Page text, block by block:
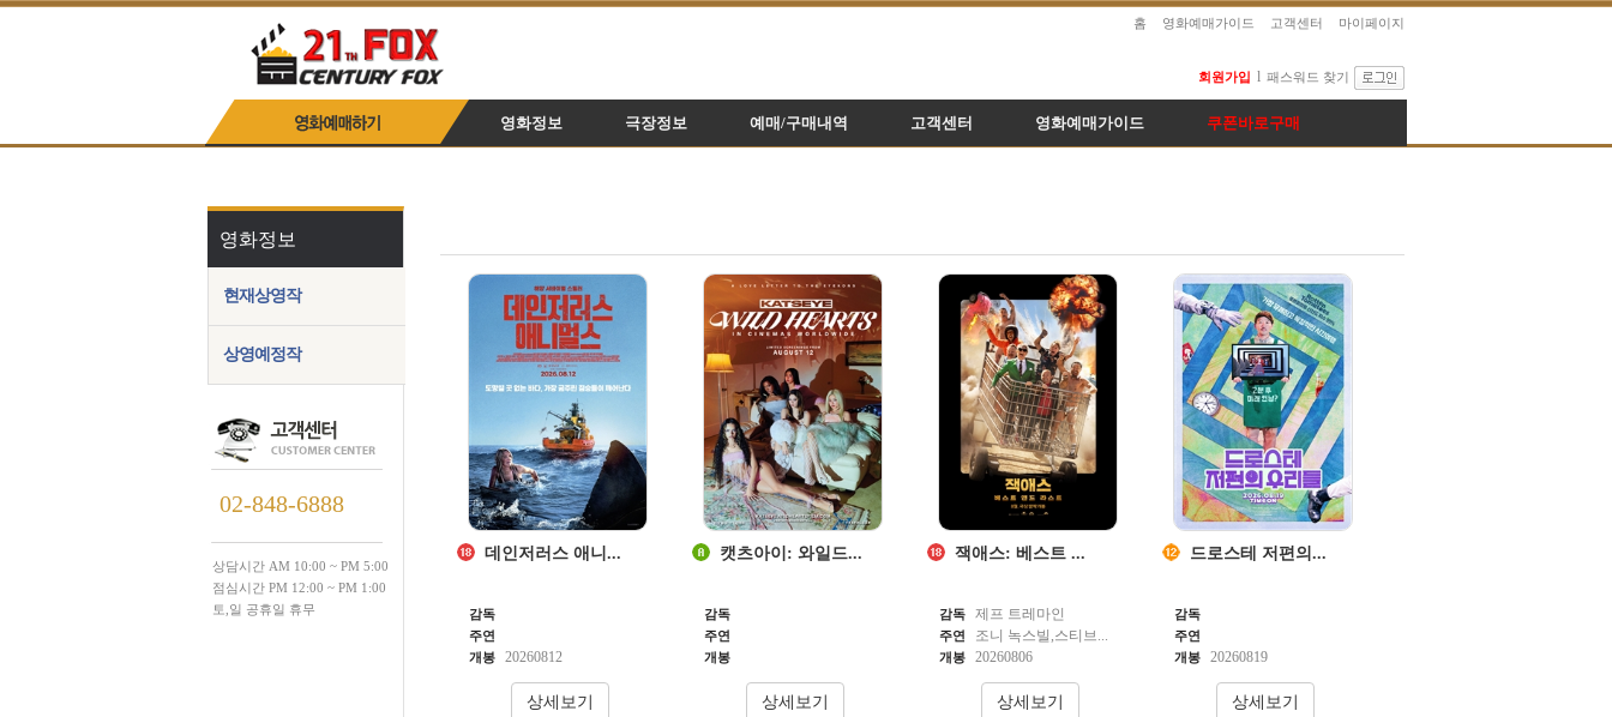
홈 영화예매가이드 고객센터 마이페이지
회원가입 l 패스워드 찾기
영화정보 극장정보 예매/구매내역 고객센터 영화예매가이드 쿠폰바로구매
영화정보
현재상영작
상영예정작
02-848-6888
상담시간 AM 10:00 ~ PM 5:00
점심시간 PM 12:00 ~ PM 1:00
토,일 공휴일 휴무
데인저러스 애니...
감독
주연
개봉
20260812
캣츠아이: 와일드...
감독
주연
개봉
잭애스: 베스트 ...
감독 제프 트레마인
주연 조니 녹스빌,스티브...
개봉 20260806
드로스테 저편의...
감독
주연
개봉
20260819